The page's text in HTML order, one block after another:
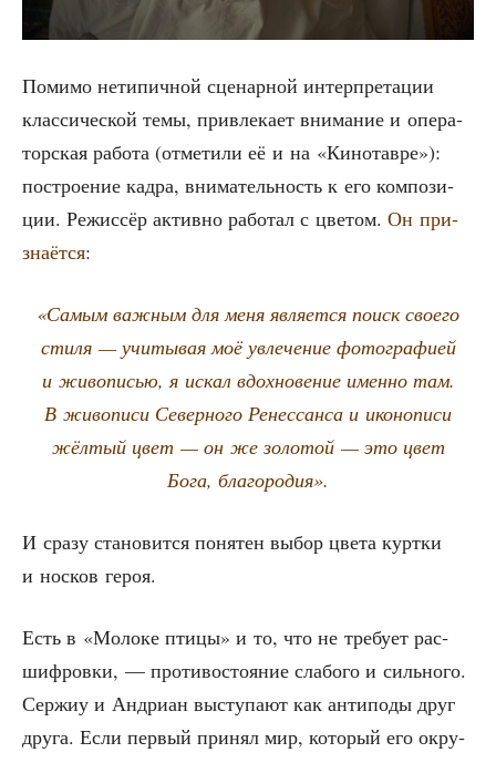
Поми­мо нети­пич­ной сце­нар­ной интер­пре­та­ции
клас­си­че­ской темы, при­вле­ка­ет вни­ма­ние и опе­ра­
тор­ская рабо­та (отме­ти­ли её и на «Кино­тав­ре»):
постро­е­ние кад­ра, вни­ма­тель­ность к его ком­по­зи­
ции. Режис­сёр актив­но рабо­тал с цве­том. Он при­
зна­ёт­ся:
«Самым важ­ным для меня явля­ет­ся поиск сво­е­го
сти­ля — учи­ты­вая моё увле­че­ние фото­гра­фи­ей
и живо­пи­сью, я искал вдох­но­ве­ние имен­но там.
В живо­пи­си Север­но­го Ренес­сан­са и ико­но­пи­си
жёл­тый цвет — он же золо­той — это цвет
Бога, благородия».
И сра­зу ста­но­вит­ся поня­тен выбор цве­та курт­ки
и нос­ков героя.
Есть в «Моло­ке пти­цы» и то, что не тре­бу­ет рас­
шиф­ров­ки, — про­ти­во­сто­я­ние сла­бо­го и силь­но­го.
Сер­жиу и Андри­ан высту­па­ют как анти­по­ды друг
дру­га. Если пер­вый при­нял мир, кото­рый его окру­